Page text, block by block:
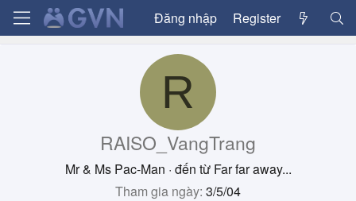
Đăng nhập Register
R
RAISO_VangTrang
Mr & Ms Pac-Man · đến từ Far far away...
Tham gia ngày 3/5/04